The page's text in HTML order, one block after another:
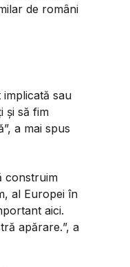
de români
sau
și să fim
”, a mai spus
construim
al Europei în
aici.
apărare.”, a